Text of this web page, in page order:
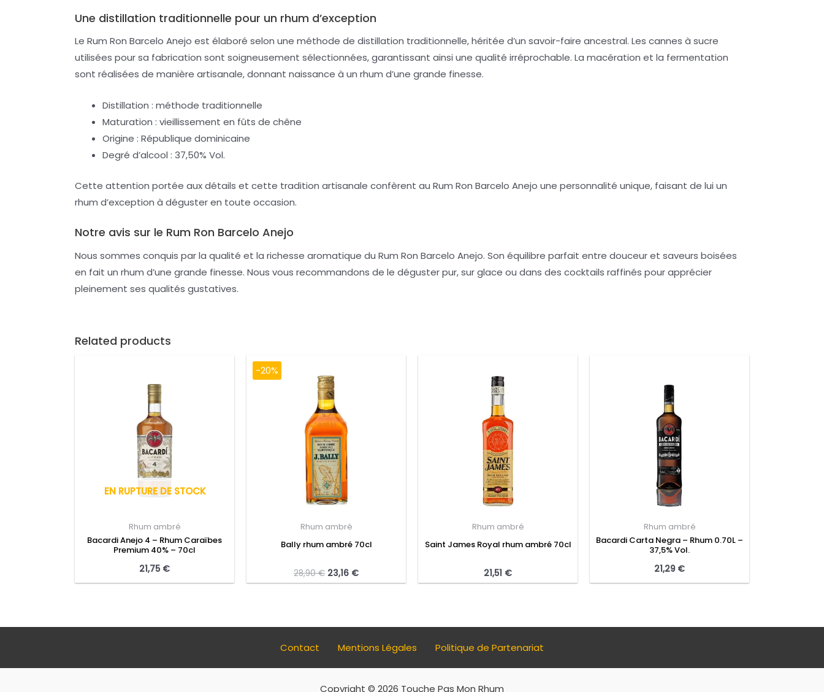
Une distillation traditionnelle pour un rhum d’exception
Le Rum Ron Barcelo Anejo est élaboré selon une méthode de distillation traditionnelle, héritée d’un savoir-faire ancestral. Les cannes à sucre
utilisées pour sa fabrication sont soigneusement sélectionnées, garantissant ainsi une qualité irréprochable. La macération et la fermentation
sont réalisées de manière artisanale, donnant naissance à un rhum d’une grande finesse.
Distillation : méthode traditionnelle
Maturation : vieillissement en fûts de chêne
Origine : République dominicaine
Degré d’alcool : 37,50% Vol.
Cette attention portée aux détails et cette tradition artisanale confèrent au Rum Ron Barcelo Anejo une personnalité unique, faisant de lui un
rhum d’exception à déguster en toute occasion.
Notre avis sur le Rum Ron Barcelo Anejo
Nous sommes conquis par la qualité et la richesse aromatique du Rum Ron Barcelo Anejo. Son équilibre parfait entre douceur et saveurs boisées
en fait un rhum d’une grande finesse. Nous vous recommandons de le déguster pur, sur glace ou dans des cocktails raffinés pour apprécier
pleinement ses qualités gustatives.
Related products
EN RUPTURE DE STOCK
Rhum ambré
Bacardi Anejo 4 – Rhum Caraïbes
Premium 40% – 70cl
21,75 €
-20%
Rhum ambré
Bally rhum ambré 70cl
28,90€ 23,16 €
Rhum ambré
Saint James Royal rhum ambré 70cl
21,51 €
Rhum ambré
Bacardi Carta Negra – Rhum 0.70L –
37,5% Vol.
21,29 €
Contact Mentions Légales Politique de Partenariat
Copyright © 2026 Touche Pas Mon Rhum